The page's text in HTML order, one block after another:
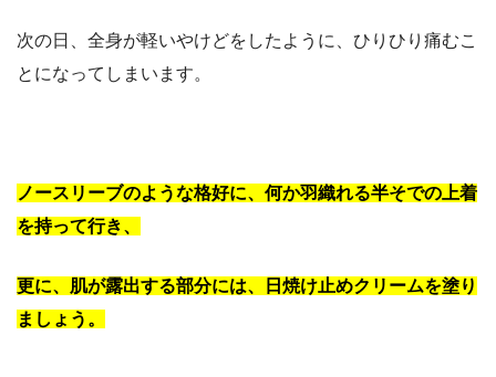
次の日、全身が軽いやけどをしたように、ひりひり痛むこ
とになってしまいます。
ノースリーブのような格好に、何か羽織れる半そでの上着
を持って行き、
更に、肌が露出する部分には、日焼け止めクリームを塗り
ましょう。